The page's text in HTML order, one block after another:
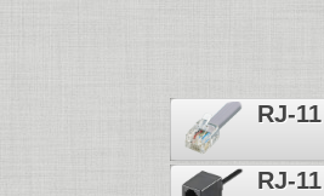
RJ-
RJ-